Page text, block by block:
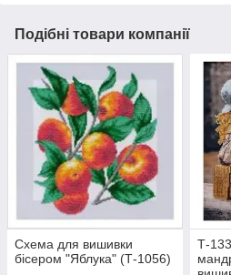
Подібні товари компанії
Схема для вишивки
бісером "Яблука" (Т-1056)
Т-